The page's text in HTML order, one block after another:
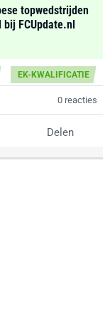
topwedstrijden
FCUpdate.nl
EK-KWALIFICATIE
0 reacties
Delen